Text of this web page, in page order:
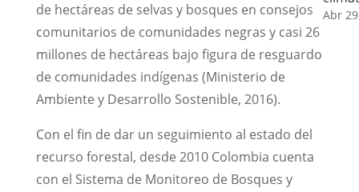
de hectáreas de selvas y bosques en consejos
comunitarios de comunidades negras y casi 26
millones de hectáreas bajo figura de resguardo
de comunidades indígenas (Ministerio de
Ambiente y Desarrollo Sostenible, 2016).
Con el fin de dar un seguimiento al estado del
recurso forestal, desde 2010 Colombia cuenta
con el Sistema de Monitoreo de Bosques y
Abr